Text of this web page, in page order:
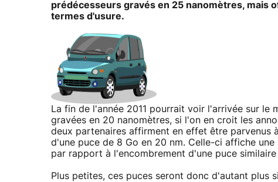
prédécesseurs gravés en 25 nanomètres, mais
termes d'usure.
La fin de l'année 2011 pourrait voir l'arrivée sur le
gravées en 20 nanomètres, si l'on en croit les
deux partenaires affirment en effet être parvenus
d'une puce de 8 Go en 20 nm. Celle-ci affiche
par rapport à l'encombrement d'une puce
Plus petites, ces puces seront donc d'autant plus